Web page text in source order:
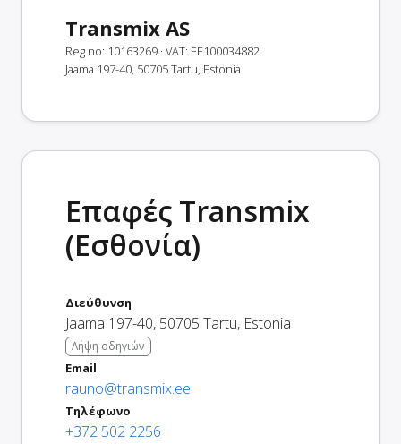
Transmix AS
Reg no: 10163269 · VAT: EE100034882
Jaama 197-40, 50705 Tartu, Estonia
Επαφές Transmix
(Εσθονία)
Διεύθυνση
Jaama 197-40, 50705 Tartu, Estonia
Λήψη οδηγιών
Email
rauno@transmix.ee
Τηλέφωνο
+372 502 2256